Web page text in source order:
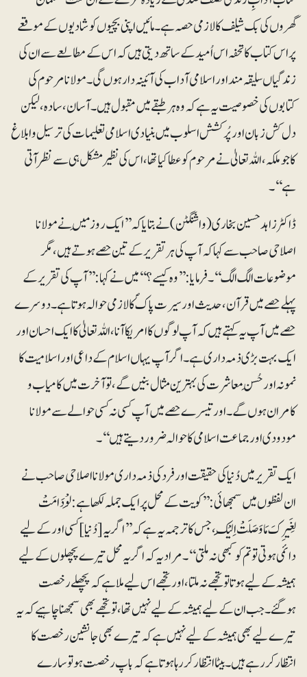
گھروں کی بک شیلف کا لازمی حصہ ہے۔ مائیں اپنی بچیوں کو شادیوں کے موقعے
پر اس کتاب کا تحفہ اس اُمید کے ساتھ دیتی ہیں کہ اس کے مطالعے سے ان کی
زندگیاں سلیقہ مند اور اسلامی آداب کی آئینہ دار ہوں گی۔ مولانا مرحوم کی
کتابوں کی خصوصیت یہ ہے کہ وہ ہرطبقے میں مقبول ہیں۔ آسان، سادہ، لیکن
دل کش زبان اور پُرکشش اسلوب میں بنیادی اسلامی تعلیمات کی ترسیل و ابلاغ
کا جو ملکہ، اللہ تعالیٰ نے مرحوم کو عطاکیا تھا، اس کی نظیر مشکل ہی سے نظر آتی
ہے‘‘۔
ڈاکٹر زاہد حسین بخاری (واشنگٹن) نے بتایا کہ ’’ایک روز مَیں نے مولانا
اصلاحی صاحب سے کہا کہ آپ کی ہر تقریر کے تین حصے ہوتے ہیں، مگر
موضوعات الگ الگ‘‘۔فرمایا: ’’وہ کیسے؟‘‘ میں نے کہا: ’’آپ کی تقریر کے
پہلے حصے میں قرآن، حدیث اور سیرت پاکؐ کا لازمی حوالہ ہوتا ہے۔ دوسرے
حصے میں آپ یہ کہتے ہیں کہ آپ لوگوں کا امریکا آنا، اللہ تعالیٰ کا ایک احسان اور
ایک بہت بڑی ذمہ داری ہے۔ اگر آپ یہاں اسلام کے داعی اور اسلامیت کا
نمونہ اورحُسنِ معاشرت کی بہترین مثال بنیں گے، تو آخرت میں کامیاب و
کامران ہوں گے۔ اور تیسرے حصے میں آپ کسی نہ کسی حوالے سے مولانا
مودودی اور جماعت اسلامی کا حوالہ ضرور دیتے ہیں‘‘۔
ایک تقریر میں دُنیا کی حقیقت اور فرد کی ذمہ داری مولانا اصلاحی صاحب نے
ان لفظوں میں سمجھائی: ’’کویت کے محل پر ایک جملہ لکھا ہے: لَوْ دَامَتْ
لِغَیرِکَ مَا وَصَلَتْ اِلَیْکَ، جس کا ترجمہ یہ ہے کہ ’’اگر یہ [دُنیا] کسی اور کے لیے
دائمی ہوتی تو تم کو کبھی نہ ملتی‘‘۔ مراد یہ کہ اگر یہ محل تیرے پچھلوں کے لیے
ہمیشہ کے لیے ہوتا تو تجھے نہ ملتا، اور تجھے اس لیے ملا ہے کہ پچھلے رخصت
ہوگئے۔ جب ان کے لیے ہمیشہ کے لیے نہیں تھا، تو تجھے بھی سمجھنا چاہیے کہ یہ
تیرے لیے بھی ہمیشہ کے لیے نہیں ہے کہ تیرے بھی جانشین رخصت کا
انتظار کر رہے ہیں۔بیٹا انتظار کر رہا ہوتا ہے کہ باپ رخصت ہو تو سارے